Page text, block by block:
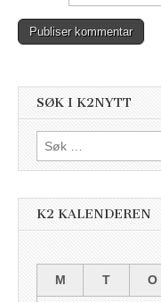
SØK I K2NYTT
Søk
etter:
K2 KALENDEREN
M
T O